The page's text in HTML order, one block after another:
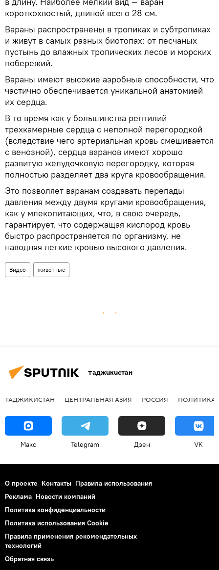
короткохвостый, длиной всего 28 см.
Вараны распространены в тропиках и субтропиках
и живут в самых разных биотопах: от песчаных
пустынь до влажных тропических лесов и морских
побережий.
Вараны имеют высокие аэробные способности, что
частично обеспечивается уникальной анатомией
их сердца.
В то время как у большинства рептилий
трехкамерные сердца с неполной перегородкой
(вследствие чего артериальная кровь смешивается
с венозной), сердца варанов имеют хорошо
развитую желудочковую перегородку, которая
полностью разделяет два круга кровообращения.
Это позволяет варанам создавать перепады
давления между двумя кругами кровообращения,
как у млекопитающих, что, в свою очередь,
гарантирует, что содержащая кислород кровь
быстро распространяется по организму, не
наводняя легкие кровью высокого давления.
Видео животные
Таджикистан
ТАДЖИКИСТАН ЦЕНТРАЛЬНАЯ АЗИЯ РОССИЯ ПОЛИТИКА
Макс Telegram Дзен VK
О проекте Контакты Правила использования
Реклама Новости компаний
Политика конфиденциальности
Политика использования Cookie
Правила применения рекомендательных
технологий
Обратная связь